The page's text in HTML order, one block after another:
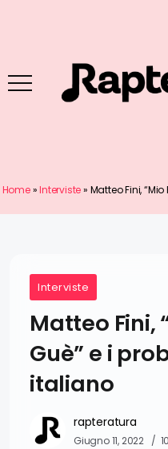
Home»Interviste» Matteo Fini,
Interviste
Matteo Fini,
Guè” e i
italiano
rapteratura
Giugno 11, 2022